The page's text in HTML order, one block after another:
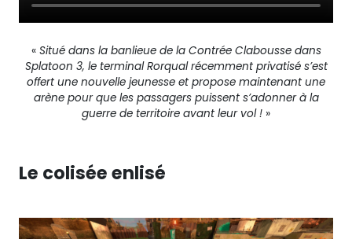
« Situé dans la banlieue de la Contrée Clabousse dans
Splatoon 3, le terminal Rorqual récemment privatisé s’est
offert une nouvelle jeunesse et propose maintenant une
arène pour que les passagers puissent s’adonner à la
guerre de territoire avant leur vol ! »
Le colisée enlisé